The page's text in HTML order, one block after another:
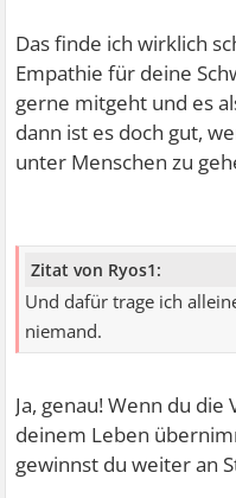
Das finde ich wirklich
Empathie für deine
gerne mitgeht und es
dann ist es doch gut,
unter Menschen zu
Zitat von Ryos1:
Und dafür trage ich
niemand.
Ja, genau! Wenn du
deinem Leben
gewinnst du weiter an